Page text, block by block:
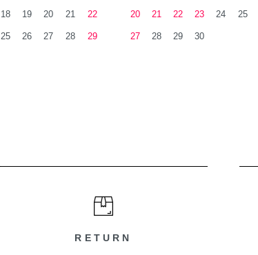
18 19 20 21 22
25 26 27 28 29
20 21 22 23 24 25
27 28 29 30
RETURN